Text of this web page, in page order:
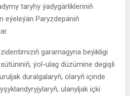
taryhy ýadygärlikleriniň
eýeleýän Paryzdepäniň
garamagyna beýikligi
ýol-ulag düzümine degişli
duralgalaryň, olaryň içinde
ulanyljak içki